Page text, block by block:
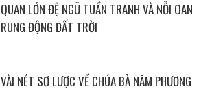
QUAN LỚN ĐỆ NGŨ TUẦN TRANH VÀ NỖI OAN
RUNG ĐỘNG ĐẤT TRỜI
VÀI NÉT SƠ LƯỢC VỀ CHÚA BÀ NĂM PHƯƠNG